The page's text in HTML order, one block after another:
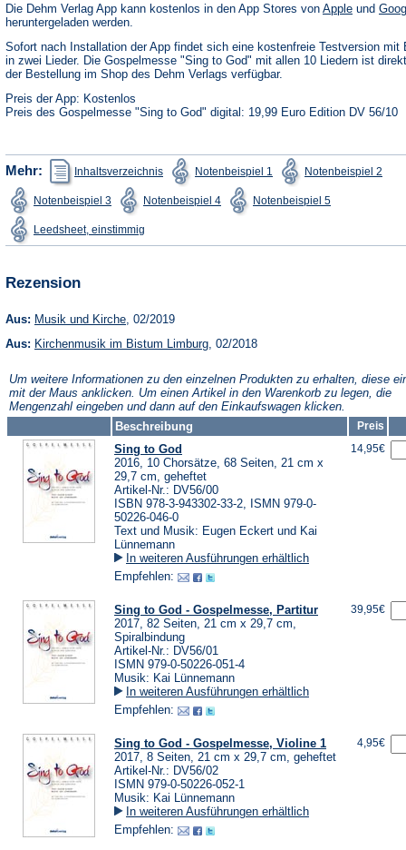
Die Dehm Verlag App kann kostenlos in den App Stores von Apple(Öffnet
neuen
Tab)
und
heruntergeladen werden.
Sofort nach Installation der App findet sich eine kostenfreie Testversion mit
in zwei Lieder. Die Gospelmesse "Sing to God" mit allen 10 Liedern ist
der Bestellung im Shop des Dehm Verlags verfügbar.
Preis der App: Kostenlos
Preis des Gospelmesse "Sing to God" digital: 19,99 Euro Edition DV 56/10
Mehr: Inhaltsverzeichnis
(Öffnet
in
einem
neuen
Notenbeispiel 1
(Öffnet
in
einem
neuen
Notenbeispiel 2in
Notenbeispiel 3
(Öffnet
in
einem
neuen
Tab)
Notenbeispiel 4
(Öffnet
in
einem
Tab)
Notenbeispiel 5in
Tab)
Leedsheet, einstimmig
einem
Rezension
Aus: Musik und Kirche(Öffnet
einem
, 02/2019
Aus: Kirchenmusik im Bistum Limburg(Öffnet
neuen
Tab)
, 02/2018
Um weitere Informationen zu den einzelnen Produkten zu erhalten, diese
mit der Maus anklicken. Um einen Artikel in den Warenkorb zu legen, die
Mengenzahl eingeben und dann auf den Einkaufswagen klicken.
Beschreibung
Preis
Sing to God
2016, 10 Chorsätze, 68 Seiten, 21 cm x
29,7 cm, geheftet
Artikel-Nr.: DV56/00
ISBN 978-3-943302-33-2, ISMN 979-0-
50226-046-0
Text und Musik: Eugen Eckert und Kai
Lünnemann
In weiteren Ausführungen erhältlich
Empfehlen:
14,95€
Sing to God - Gospelmesse, Partitur
2017, 82 Seiten, 21 cm x 29,7 cm,
Spiralbindung
Artikel-Nr.: DV56/01
ISMN 979-0-50226-051-4
Musik: Kai Lünnemann
In weiteren Ausführungen erhältlich
Empfehlen:
39,95€
Sing to God - Gospelmesse, Violine 1
2017, 8 Seiten, 21 cm x 29,7 cm, geheftet
Artikel-Nr.: DV56/02
ISMN 979-0-50226-052-1
Musik: Kai Lünnemann
In weiteren Ausführungen erhältlich
Empfehlen:
4,95€